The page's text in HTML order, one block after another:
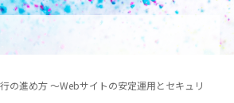
の進め方 〜Webサイトの安定運用とセキュリ